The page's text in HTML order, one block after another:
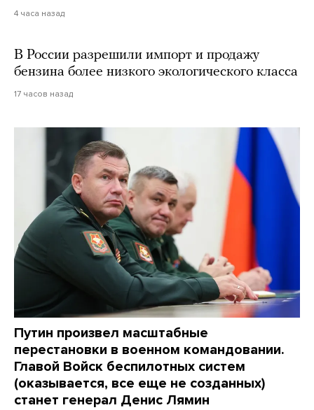
4 часа назад
В России разрешили импорт и продажу
бензина более низкого экологического класса
17 часов назад
Путин произвел масштабные
перестановки в военном командовании.
Главой Войск беспилотных систем
(оказывается, все еще не созданных)
станет генерал Денис Лямин